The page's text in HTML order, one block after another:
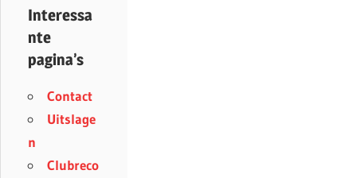
Interessa
nte
pagina’s
Contact
Uitslage
n
Clubreco